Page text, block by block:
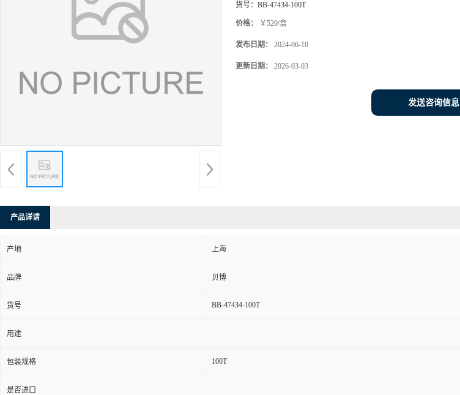
货号： BB-47434-100T
价格： ￥520/盒
发布日期： 2024-06-10
更新日期： 2026-03-03
发送咨询信息
产品详请
产地 上海
品牌 贝博
货号 BB-47434-100T
用途
包装规格 100T
是否进口